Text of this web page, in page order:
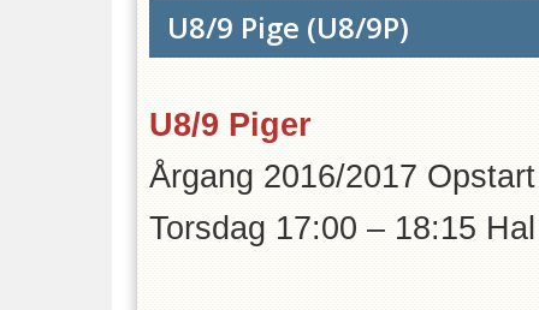
U8/9 Pige (U8/9P)
U8/9 Piger
Årgang 2016/2017
Torsdag 17:00 – 18:15